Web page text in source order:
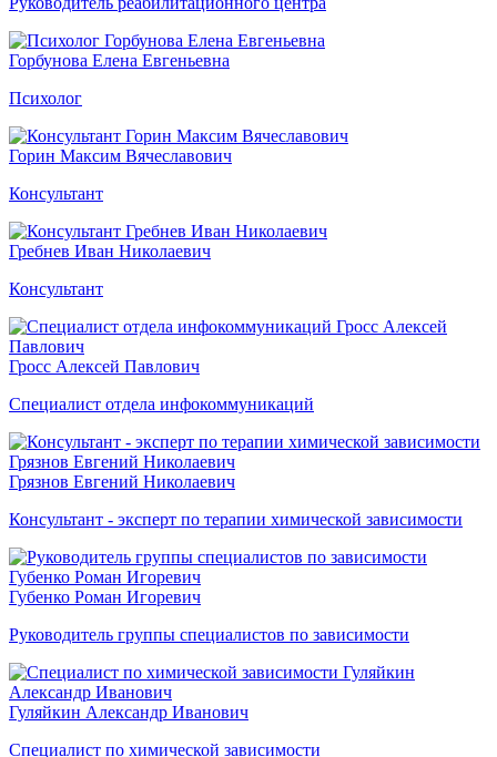
Горбунова Елена Евгеньевна
Психолог
Горин Максим Вячеславович
Консультант
Гребнев Иван Николаевич
Консультант
Гросс Алексей Павлович
Специалист отдела инфокоммуникаций
Грязнов Евгений Николаевич
Консультант - эксперт по терапии химической зависимости
Губенко Роман Игоревич
Руководитель группы специалистов по зависимости
Гуляйкин Александр Иванович
Специалист по химической зависимости